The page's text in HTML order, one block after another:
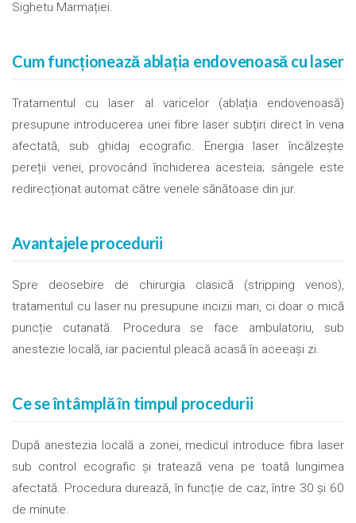
Sighetu Marmației.
Cum funcționează ablația endovenoasă cu laser
Tratamentul cu laser al varicelor (ablația endovenoasă)
presupune introducerea unei fibre laser subțiri direct în vena
afectată, sub ghidaj ecografic. Energia laser încălzește
pereții venei, provocând închiderea acesteia; sângele este
redirecționat automat către venele sănătoase din jur.
Avantajele procedurii
Spre deosebire de chirurgia clasică (stripping venos),
tratamentul cu laser nu presupune incizii mari, ci doar o mică
puncție cutanată. Procedura se face ambulatoriu, sub
anestezie locală, iar pacientul pleacă acasă în aceeași zi.
Ce se întâmplă în timpul procedurii
După anestezia locală a zonei, medicul introduce fibra laser
sub control ecografic și tratează vena pe toată lungimea
afectată. Procedura durează, în funcție de caz, între 30 și 60
de minute.